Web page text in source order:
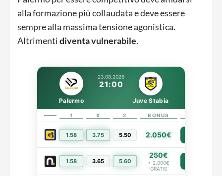
alla formazione più collaudata e deve essere
sempre alla massima tensione agonistica.
Altrimentidiventa vulnerabile.
23.08.2026
21:00
Palermo Juve Stabia
1 X 2 BONUS
1.58 3.75 5.50 2.050€
1.58 3.65 5.60
250€
+ 2.000€
GRATIS